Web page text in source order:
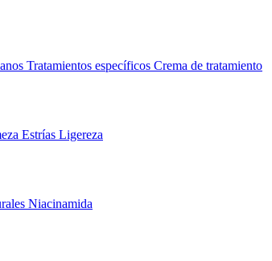
Tratamientos específicos Crema de tratamiento
Estrías Ligereza
Niacinamida